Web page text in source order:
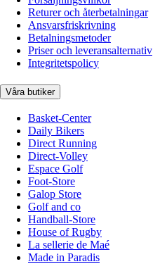
Returer och återbetalningar
Ansvarsfriskrivning
Betalningsmetoder
Priser och leveransalternativ
Integritetspolicy
Våra butiker
Basket-Center
Daily Bikers
Direct Running
Direct-Volley
Espace Golf
Foot-Store
Galop Store
Golf and co
Handball-Store
House of Rugby
La sellerie de Maé
Made in Paradis